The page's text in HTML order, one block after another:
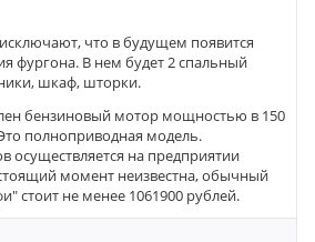
что в будущем появится
фургона. В нем будет 2 спальный
шкаф, шторки.
бензиновый мотор мощностью в 150
полноприводная модель.
осуществляется на предприятии
момент неизвестна, обычный
стоит не менее 1061900 рублей.